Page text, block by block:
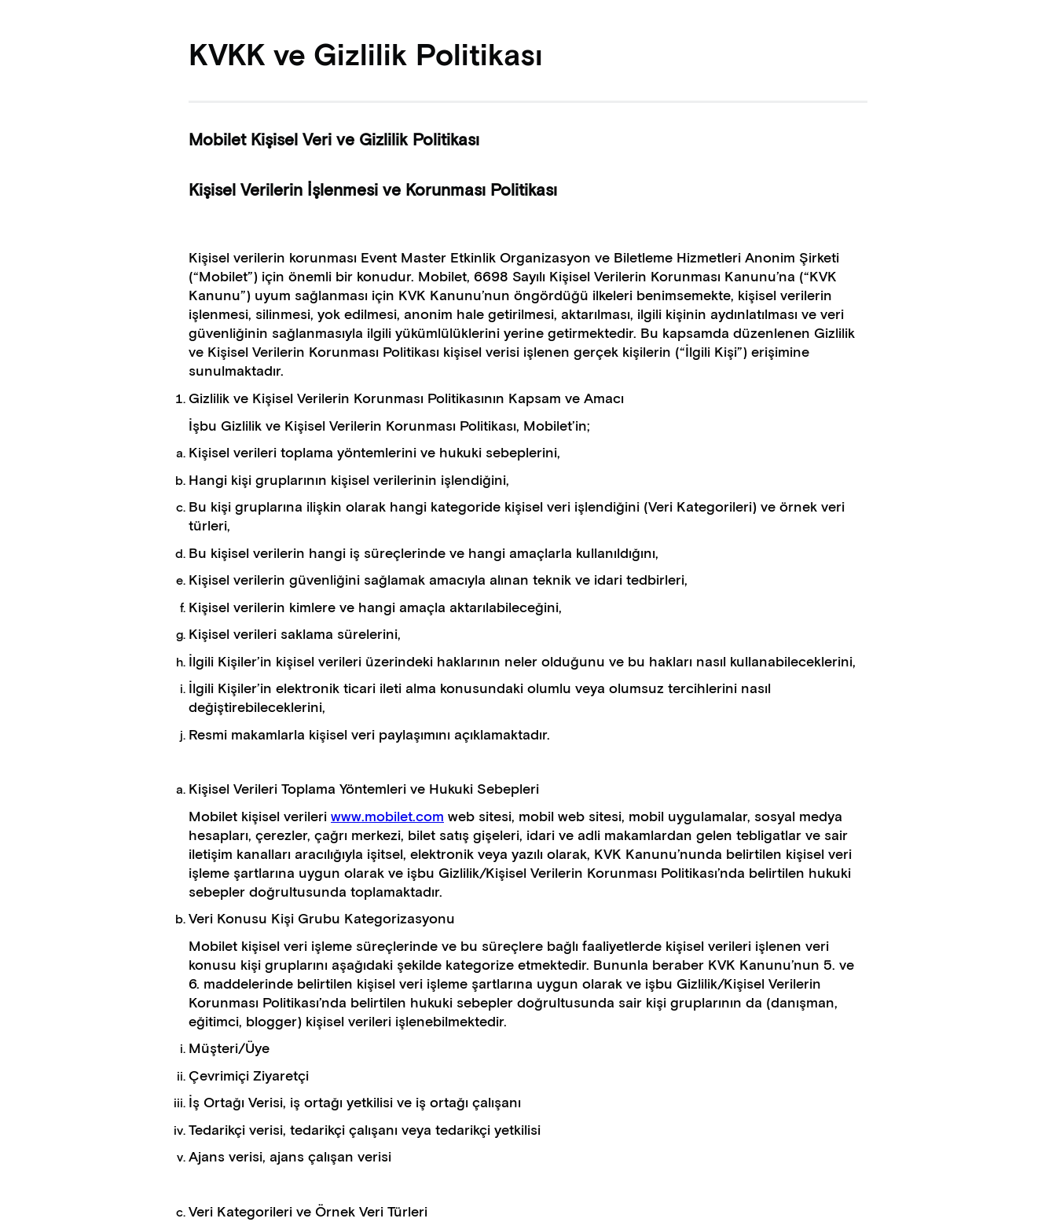
KVKK ve Gizlilik Politikası
Mobilet Kişisel Veri ve Gizlilik Politikası
Kişisel Verilerin İşlenmesi ve Korunması Politikası
Kişisel verilerin korunması Event Master Etkinlik Organizasyon ve Biletleme Hizmetleri Anonim Şirketi
(“Mobilet”) için önemli bir konudur. Mobilet, 6698 Sayılı Kişisel Verilerin Korunması Kanunu’na (“KVK
Kanunu”) uyum sağlanması için KVK Kanunu’nun öngördüğü ilkeleri benimsemekte, kişisel verilerin
işlenmesi, silinmesi, yok edilmesi, anonim hale getirilmesi, aktarılması, ilgili kişinin aydınlatılması ve veri
güvenliğinin sağlanmasıyla ilgili yükümlülüklerini yerine getirmektedir. Bu kapsamda düzenlenen Gizlilik
ve Kişisel Verilerin Korunması Politikası kişisel verisi işlenen gerçek kişilerin (“İlgili Kişi”) erişimine
sunulmaktadır.
Gizlilik ve Kişisel Verilerin Korunması Politikasının Kapsam ve Amacı
İşbu Gizlilik ve Kişisel Verilerin Korunması Politikası, Mobilet’in;
Kişisel verileri toplama yöntemlerini ve hukuki sebeplerini,
Hangi kişi gruplarının kişisel verilerinin işlendiğini,
Bu kişi gruplarına ilişkin olarak hangi kategoride kişisel veri işlendiğini (Veri Kategorileri) ve örnek veri
türleri,
Bu kişisel verilerin hangi iş süreçlerinde ve hangi amaçlarla kullanıldığını,
Kişisel verilerin güvenliğini sağlamak amacıyla alınan teknik ve idari tedbirleri,
Kişisel verilerin kimlere ve hangi amaçla aktarılabileceğini,
Kişisel verileri saklama sürelerini,
İlgili Kişiler’in kişisel verileri üzerindeki haklarının neler olduğunu ve bu hakları nasıl kullanabileceklerini,
İlgili Kişiler’in elektronik ticari ileti alma konusundaki olumlu veya olumsuz tercihlerini nasıl
değiştirebileceklerini,
Resmi makamlarla kişisel veri paylaşımını açıklamaktadır.
Kişisel Verileri Toplama Yöntemleri ve Hukuki Sebepleri
Mobilet kişisel verileri www.mobilet.com web sitesi, mobil web sitesi, mobil uygulamalar, sosyal medya
hesapları, çerezler, çağrı merkezi, bilet satış gişeleri, idari ve adli makamlardan gelen tebligatlar ve sair
iletişim kanalları aracılığıyla işitsel, elektronik veya yazılı olarak, KVK Kanunu’nunda belirtilen kişisel veri
işleme şartlarına uygun olarak ve işbu Gizlilik/Kişisel Verilerin Korunması Politikası’nda belirtilen hukuki
sebepler doğrultusunda toplamaktadır.
Veri Konusu Kişi Grubu Kategorizasyonu
Mobilet kişisel veri işleme süreçlerinde ve bu süreçlere bağlı faaliyetlerde kişisel verileri işlenen veri
konusu kişi gruplarını aşağıdaki şekilde kategorize etmektedir. Bununla beraber KVK Kanunu’nun 5. ve
6. maddelerinde belirtilen kişisel veri işleme şartlarına uygun olarak ve işbu Gizlilik/Kişisel Verilerin
Korunması Politikası’nda belirtilen hukuki sebepler doğrultusunda sair kişi gruplarının da (danışman,
eğitimci, blogger) kişisel verileri işlenebilmektedir.
Müşteri/Üye
Çevrimiçi Ziyaretçi
İş Ortağı Verisi, iş ortağı yetkilisi ve iş ortağı çalışanı
Tedarikçi verisi, tedarikçi çalışanı veya tedarikçi yetkilisi
Ajans verisi, ajans çalışan verisi
Veri Kategorileri ve Örnek Veri Türleri